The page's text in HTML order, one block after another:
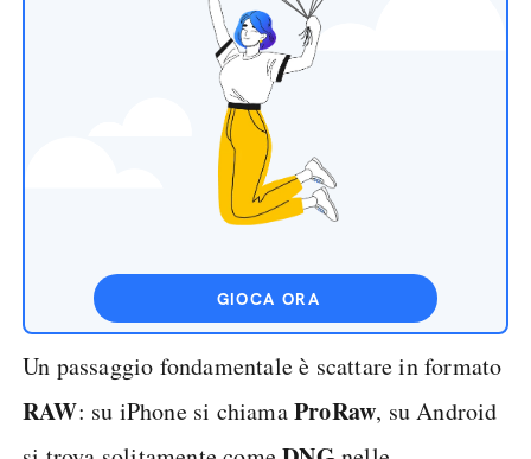
GIOCA ORA
Un passaggio fondamentale è scattare in formato
RAW: su iPhone si chiamaProRaw, su Android